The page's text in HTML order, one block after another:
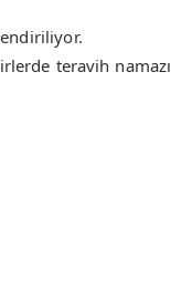
teravih namazı